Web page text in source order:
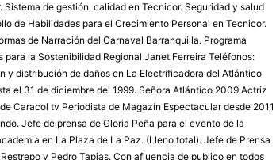
Sistema de gestión, calidad en Tecnicor. Seguridad y salud
de Habilidades para el Crecimiento Personal en Tecnicor.
de Narración del Carnaval Barranquilla. Programa
para la Sostenibilidad Regional Janet Ferreira Teléfonos:
y distribución de daños en La Electrificadora del Atlántico
el 31 de diciembre del 1999. Señora Atlántico 2009 Actriz
Caracol tv Periodista de Magazín Espectacular desde 2011
Jefe de prensa de Gloria Peña para el evento de la
en La Plaza de La Paz. (Lleno total). Jefe de Prensa
y Pedro Tapias. Con afluencia de publico en todos